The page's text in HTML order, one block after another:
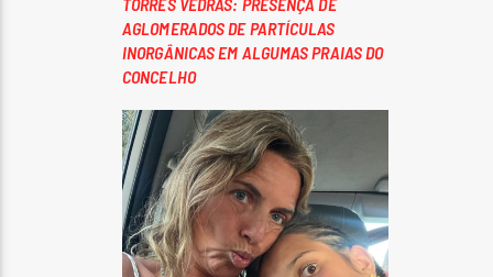
AGLOMERADOS DE PARTÍCULAS
INORGÂNICAS EM ALGUMAS PRAIAS DO
CONCELHO